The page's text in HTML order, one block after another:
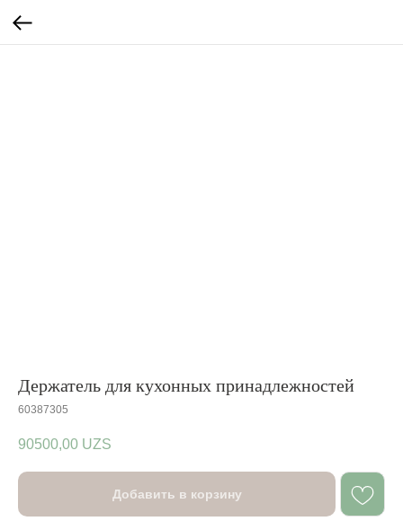
Держатель для кухонных принадлежностей
60387305
90500,00 UZS
Добавить в корзину